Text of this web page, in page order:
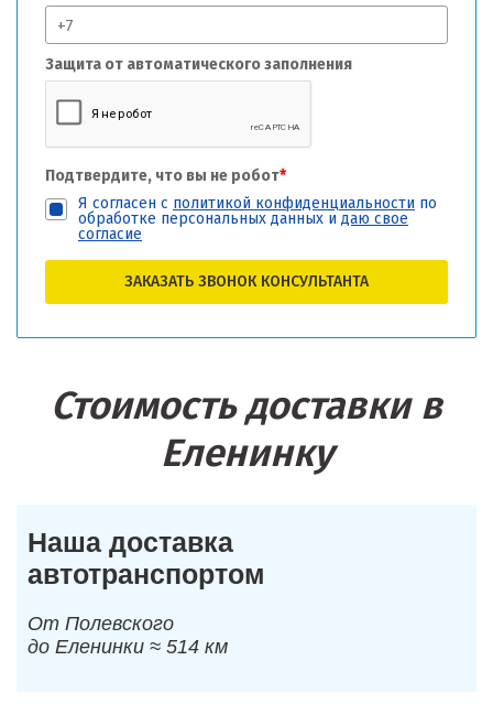
Защита от автоматического заполнения
Подтвердите, что вы не робот*
Я согласен с политикой конфиденциальности по
обработке персональных данных и даю свое
согласие
ЗАКАЗАТЬ ЗВОНОК КОНСУЛЬТАНТА
Стоимость доставки в
Еленинку
Наша доставка
автотранспортом
От Полевского
до Еленинки ≈ 514 км